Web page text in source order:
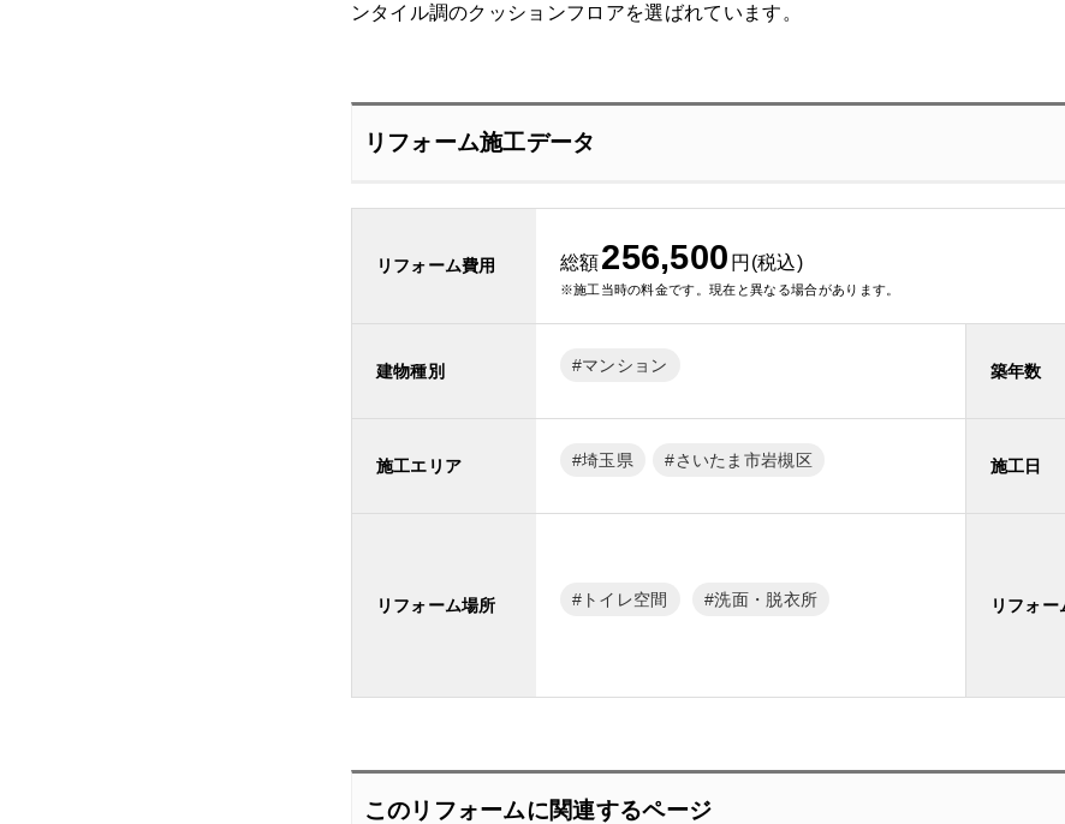
ンタイル調のクッションフロアを選ばれています。
リフォーム施工データ
リフォーム費用 総額256,500 円(税込)
※施工当時の料金です。現在と異なる場合があります。
建物種別 マンション 築年数
施工エリア 埼玉県 さいたま市岩槻区 施工日
リフォーム場所 トイレ空間 洗面・脱衣所 リフォー
このリフォームに関連するページ